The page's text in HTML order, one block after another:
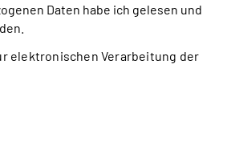
Daten habe ich gelesen und
elektronischen Verarbeitung der